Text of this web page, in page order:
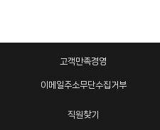
고객만족경영
이메일주소무단수집거부
직원찾기